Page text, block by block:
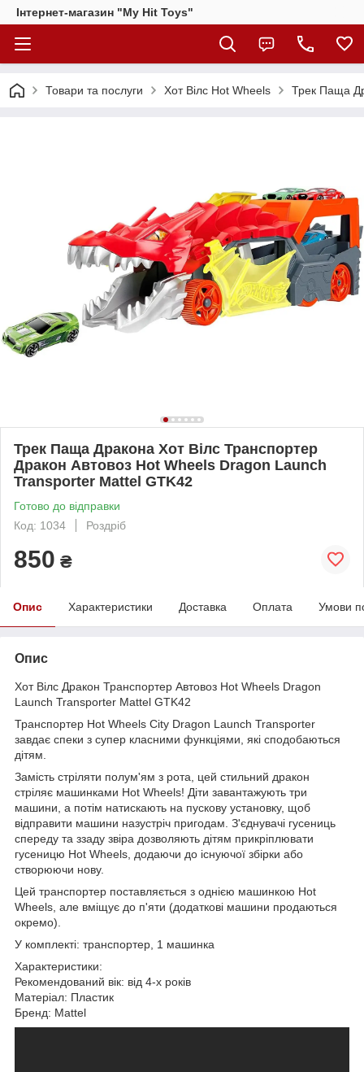
Інтернет-магазин "My Hit Toys"
Товари та послуги Хот Вілс Hot Wheels Трек Паща
Трек Паща Дракона Хот Вілс Транспортер
Дракон Автовоз Hot Wheels Dragon Launch
Transporter Mattel GTK42
Готово до відправки
Код: 1034
Роздріб
850 ₴
Опис Характеристики Доставка Оплата Умови
Опис
Хот Вілс Дракон Транспортер Автовоз Hot Wheels Dragon
Launch Transporter Mattel GTK42
Транспортер Hot Wheels City Dragon Launch Transporter
завдає спеки з супер класними функціями, які сподобаються
дітям.
Замість стріляти полум'ям з рота, цей стильний дракон
стріляє машинками Hot Wheels! Діти завантажують три
машини, а потім натискають на пускову установку, щоб
відправити машини назустріч пригодам. З'єднувачі гусениць
спереду та ззаду звіра дозволяють дітям прикріплювати
гусеницю Hot Wheels, додаючи до існуючої збірки або
створюючи нову.
Цей транспортер поставляється з однією машинкою Hot
Wheels, але вміщує до п'яти (додаткові машини продаються
окремо).
У комплекті: транспортер, 1 машинка
Характеристики:
Рекомендований вік: від 4-х років
Матеріал: Пластик
Бренд: Mattel